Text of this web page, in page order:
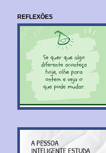
REFLEXÕES